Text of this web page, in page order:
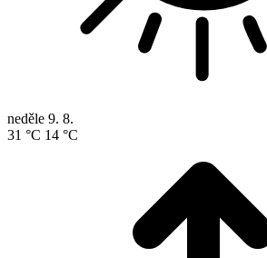
neděle 9. 8.
31 °C 14 °C